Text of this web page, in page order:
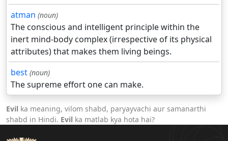
atman (noun)
The conscious and intelligent principle within the
inert mind-body complex (irrespective of its physical
attributes) that makes them living beings.
best (noun)
The supreme effort one can make.
Evil ka meaning, vilom shabd, paryayvachi aur samanarthi
shabd in Hindi. Evil ka matlab kya hota hai?